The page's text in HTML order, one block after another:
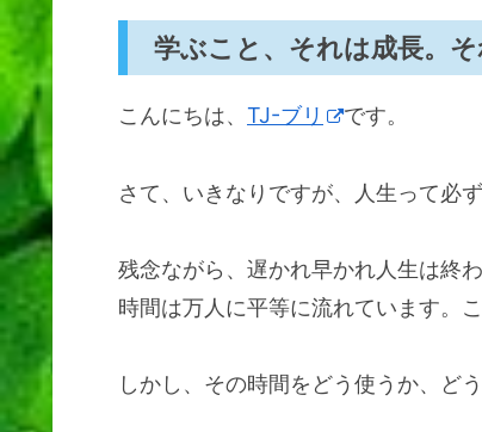
学ぶこと、それは成長。
こんにちは、 TJ-ブリ です。
さて、いきなりですが、人生って必
残念ながら、遅かれ早かれ人生は終わ
時間は万人に平等に流れています。
しかし、その時間をどう使うか、ど